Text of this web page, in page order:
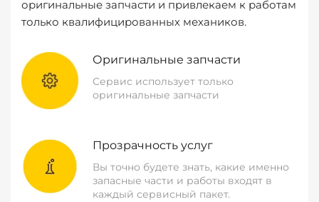
оригинальные запчасти и привлекаем к работам
только квалифицированных механиков.
Оригинальные запчасти
Сервис использует только
оригинальные запчасти
Прозрачность услуг
Вы точно будете знать, какие именно
запасные части и работы входят в
каждый сервисный пакет.